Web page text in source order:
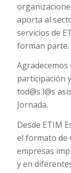
aporta al
servicios de
forman parte.
participación
tod@s l@s
Jornada.
Desde ETIM
el formato de
empresas
y en